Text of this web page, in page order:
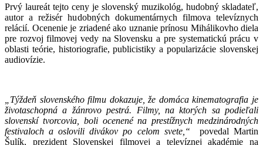
Prvý laureát tejto ceny je slovenský muzikológ, hudobný skladateľ,
autor a režisér hudobných dokumentárnych filmova televíznych
relácií. Ocenenie je zriadené ako uznanie prínosu Mihálikovho diela
pre rozvoj filmovej vedy na Slovensku a pre systematickú prácu v
oblasti teórie, historiografie, publicistiky a popularizácie slovenskej
audiovízie.
„Týždeň slovenského filmu dokazuje, že domáca kinematografia je
životaschopná a žánrovo pestrá. Filmy, na ktorých sa podieľali
slovenskí tvorcovia, boli ocenené na prestížnych medzinárodných
festivaloch a oslovili divákov po celom svete,“ povedal Martin
Šulík, prezident Slovenskej filmovej a televíznej akadémie na